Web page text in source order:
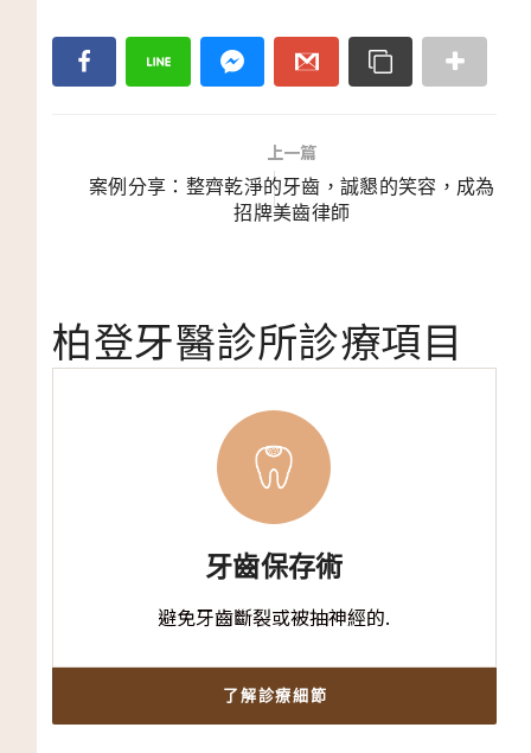
上一篇
案例分享：整齊乾淨的牙齒，誠懇的笑容，成為
招牌美齒律師
柏登牙醫診所診療項目
牙齒保存術
避免牙齒斷裂或被抽神經的.
了解診療細節